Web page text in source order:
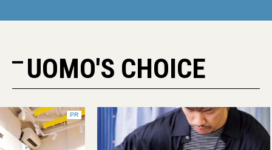
UOMO'S CHOICE
PR